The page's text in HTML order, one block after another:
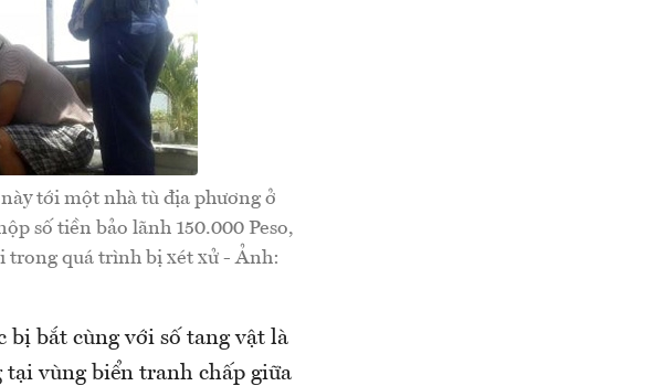
tới một nhà tù địa phương ở
số tiền bảo lãnh 150.000 Peso,
trong quá trình bị xét xử - Ảnh:
bị bắt cùng với số tang vật là
tại vùng biển tranh chấp giữa